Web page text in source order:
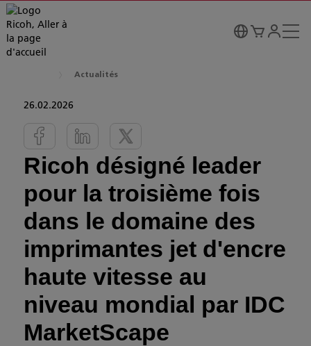
Actualités
26.02.2026
Ricoh désigné leader
pour la troisième fois
dans le domaine des
imprimantes jet d'encre
haute vitesse au
niveau mondial par IDC
MarketScape